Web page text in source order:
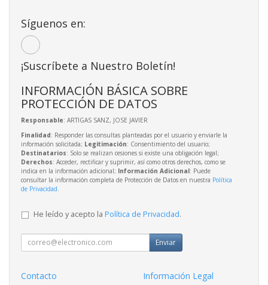
Síguenos en:
¡Suscríbete a Nuestro Boletín!
INFORMACIÓN BÁSICA SOBRE
PROTECCIÓN DE DATOS
Responsable: ARTIGAS SANZ, JOSE JAVIER
Finalidad: Responder las consultas planteadas por el usuario y enviarle la
información solicitada; Legitimación: Consentimiento del usuario;
Destinatarios: Solo se realizan cesiones si existe una obligación legal;
Derechos: Acceder, rectificar y suprimir, así como otros derechos, como se
indica en la información adicional; Información Adicional: Puede
consultar la información completa de Protección de Datos en nuestra Política
de Privacidad
He leído y acepto la Política de Privacidad.
Enviar
Contacto
Información Legal